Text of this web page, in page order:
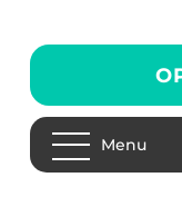
Menu